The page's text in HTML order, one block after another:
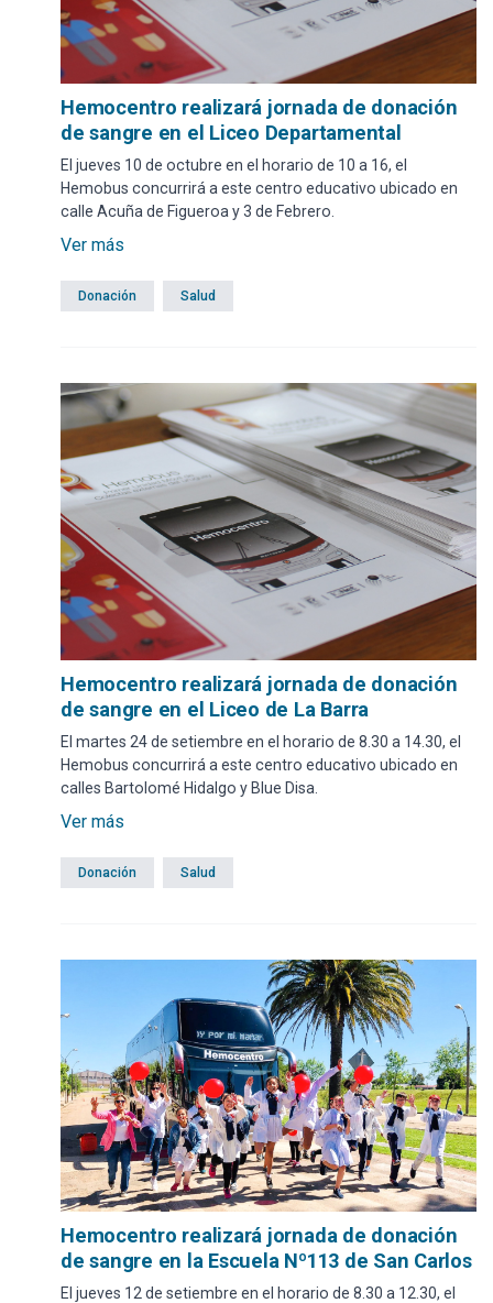
Hemocentro realizará jornada de donación
de sangre en el Liceo Departamental
El jueves 10 de octubre en el horario de 10 a 16, el
Hemobus concurrirá a este centro educativo ubicado en
calle Acuña de Figueroa y 3 de Febrero.
Ver más
Donación Salud
Hemocentro realizará jornada de donación
de sangre en el Liceo de La Barra
El martes 24 de setiembre en el horario de 8.30 a 14.30, el
Hemobus concurrirá a este centro educativo ubicado en
calles Bartolomé Hidalgo y Blue Disa.
Ver más
Donación Salud
Hemocentro realizará jornada de donación
de sangre en la Escuela Nº113 de San Carlos
El jueves 12 de setiembre en el horario de 8.30 a 12.30, el